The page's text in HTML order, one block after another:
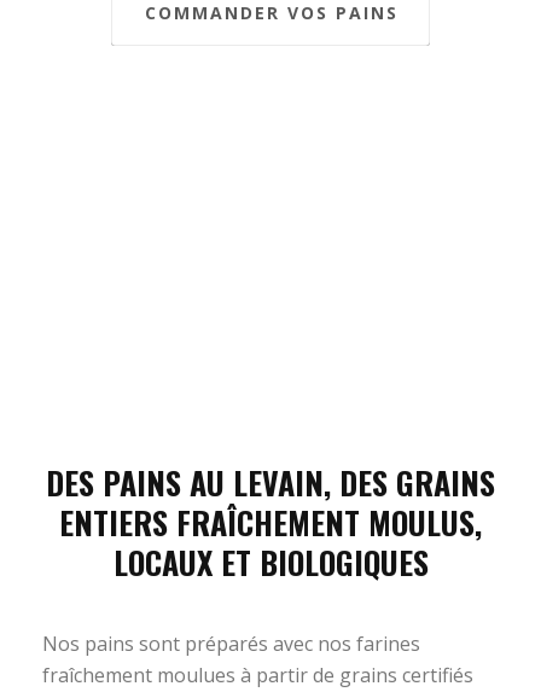
COMMANDER VOS PAINS
DES PAINS AU LEVAIN, DES GRAINS
ENTIERS FRAÎCHEMENT MOULUS,
LOCAUX ET BIOLOGIQUES
Nos pains sont préparés avec nos farines
fraîchement moulues à partir de grains certifiés